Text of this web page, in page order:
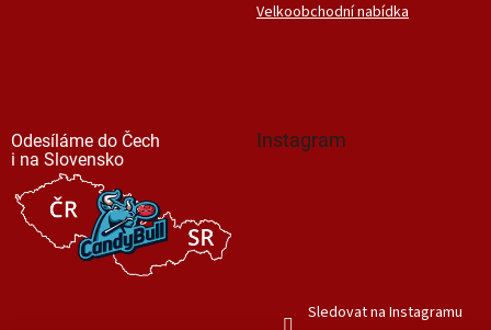
Velkoobchodní nabídka
Odesíláme do Čech
i na Slovensko
Instagram
Sledovat na Instagramu